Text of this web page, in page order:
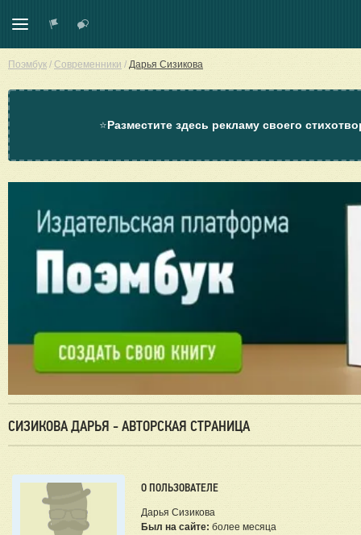
Поэмбук / Современники / Дарья Сизикова
⭐Разместите здесь рекламу своего
СИЗИКОВА ДАРЬЯ - АВТОРСКАЯ СТРАНИЦА
О ПОЛЬЗОВАТЕЛЕ
Дарья Сизикова
Был на сайте: более месяца